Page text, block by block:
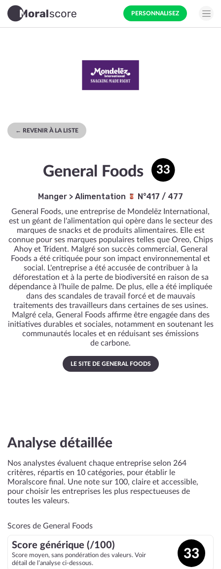
PERSONNALISEZ
← REVENIR À LA LISTE
General Foods 33
Manger > Alimentation N°417 / 477
General Foods, une entreprise de Mondelēz International,
est un géant de l'alimentation qui opère dans le secteur des
marques de snacks et de produits alimentaires. Elle est
connue pour ses marques populaires telles que Oreo, Chips
Ahoy et Trident. Malgré son succès commercial, General
Foods a été critiquée pour son impact environnemental et
social. L'entreprise a été accusée de contribuer à la
déforestation et à la perte de biodiversité en raison de sa
dépendance à l'huile de palme. De plus, elle a été impliquée
dans des scandales de travail forcé et de mauvais
traitements des travailleurs dans certaines de ses usines.
Malgré cela, General Foods affirme être engagée dans des
initiatives durables et sociales, notamment en soutenant les
communautés locales et en réduisant ses émissions
de carbone.
LE SITE DE GENERAL FOODS
Analyse détaillée
Nos analystes évaluent chaque entreprise selon 264
critères, répartis en 10 catégories, pour établir le
Moralscore final. Une note sur 100, claire et accessible,
pour choisir les entreprises les plus respectueuses de
toutes les valeurs.
Scores de General Foods
Score générique (/100)
Score moyen, sans pondération des valeurs. Voir
détail de l’analyse ci-dessous.
33